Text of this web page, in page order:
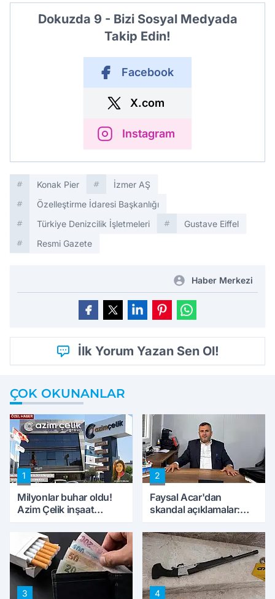
Dokuzda 9 - Bizi Sosyal Medyada
Takip Edin!
Facebook
X.com
Instagram
Konak Pier
İzmer AŞ
Özelleştirme İdaresi Başkanlığı
Türkiye Denizcilik İşletmeleri
Gustave Eiffel
Resmi Gazete
Haber Merkezi
İlk Yorum Yazan Sen Ol!
ÇOK OKUNANLAR
1
Milyonlar buhar oldu!
Azim Çelik inşaat
konuştu
2
Faysal Acar'dan
skandal açıklamalar:
peynircilerimizi de
kıskaca aldı, müdahale
ettik'
3 4